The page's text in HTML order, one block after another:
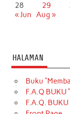
28
29
« Jun Aug »
HALAMAN
Buku
F.A.Q BUKU
F.A.Q. BUKU